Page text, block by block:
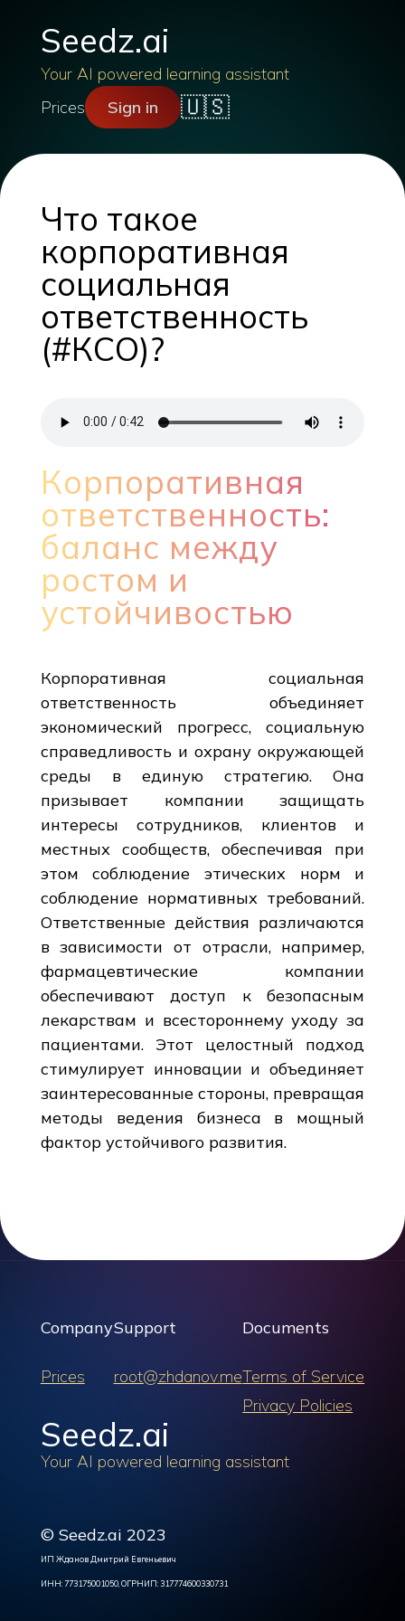
Seedz.ai
Your AI powered learning assistant
Prices
Sign in 🇺🇸
Что такое
корпоративная
социальная
ответственность
(#КСО)?
Корпоративная
ответственность:
баланс между
ростом и
устойчивостью
Корпоративная социальная
ответственность объединяет
экономический прогресс, социальную
справедливость и охрану окружающей
среды в единую стратегию. Она
призывает компании защищать
интересы сотрудников, клиентов и
местных сообществ, обеспечивая при
этом соблюдение этических норм и
соблюдение нормативных требований.
Ответственные действия различаются
в зависимости от отрасли, например,
фармацевтические компании
обеспечивают доступ к безопасным
лекарствам и всестороннему уходу за
пациентами. Этот целостный подход
стимулирует инновации и объединяет
заинтересованные стороны, превращая
методы ведения бизнеса в мощный
фактор устойчивого развития.
Company
Prices
Support
root@zhdanov.me
Documents
Terms of Service
Privacy Policies
Seedz.ai
Your AI powered learning assistant
© Seedz.ai 2023
ИП Жданов Дмитрий Евгеньевич
ИНН: 773175001050, ОГРНИП: 317774600330731